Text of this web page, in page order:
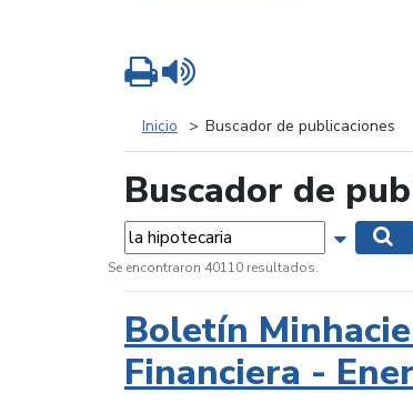
Inicio Buscador de publicaciones
Buscador de
Palabras...
Se encontraron 40110 resultados.
Boletín
Financiera -
Imprimir